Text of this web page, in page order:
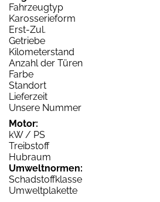
Fahrzeugtyp
Karosserieform
Erst-Zul.
Getriebe
Kilometerstand
Anzahl der Türen
Farbe
Standort
Lieferzeit
Unsere Nummer
Motor:
kW / PS
Treibstoff
Hubraum
Umweltnormen:
Schadstoffklasse
Umweltplakette